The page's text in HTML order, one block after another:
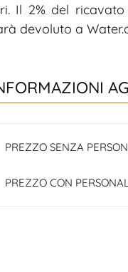
Il 2% del
devoluto a
PREZZO SENZA
PREZZO CON